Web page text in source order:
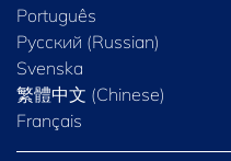
Português
Русский (Russian)
Svenska
繁體中文 (Chinese)
Français